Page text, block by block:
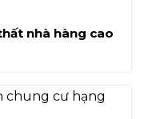
nhà hàng cao